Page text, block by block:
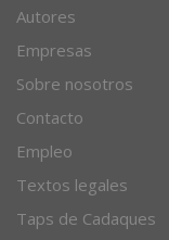
Artículos
Autores
Empresas
Sobre nosotros
Contacto
Empleo
Textos legales